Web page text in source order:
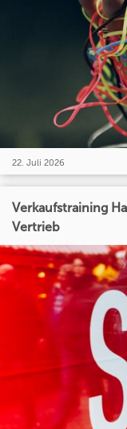
22. Juli 2026
Verkaufstraining
Vertrieb